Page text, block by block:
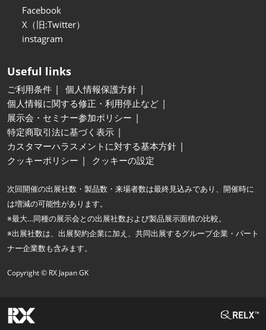
Facebook
X（旧:Twitter）
instagram
Useful links
ご利用条件
個人情報保護方針
個人情報に関する修正・利用停止など
展示会・セミナー参加ポリシー
特定商取引法に基づく表示
カスタマーハラスメントに対する基本方針
クッキーポリシー
クッキーの設定
次回開催の出展社数・製品数・来場者数は最終見込みであり、開催時に
は増減の可能性があります。
※最大…同種の展示会との出展社数および製品展示面積の比較。
※出展社数は、出展契約企業に加え、共同出展するグループ企業・パート
ナー企業数も含みます。
Copyright © RX Japan GK